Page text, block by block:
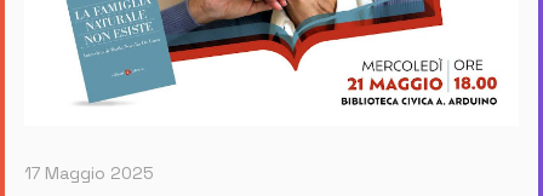
17 Maggio 2025